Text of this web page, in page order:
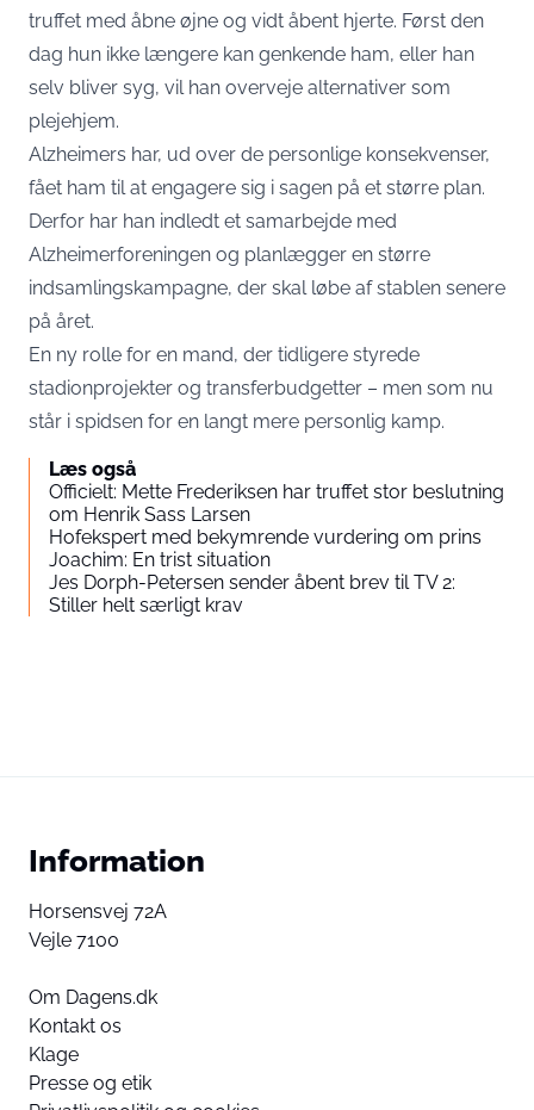
truffet med åbne øjne og vidt åbent hjerte. Først den
dag hun ikke længere kan genkende ham, eller han
selv bliver syg, vil han overveje alternativer som
plejehjem.
Alzheimers har, ud over de personlige konsekvenser,
fået ham til at engagere sig i sagen på et større plan.
Derfor har han indledt et samarbejde med
Alzheimerforeningen og planlægger en større
indsamlingskampagne, der skal løbe af stablen senere
på året.
En ny rolle for en mand, der tidligere styrede
stadionprojekter og transferbudgetter – men som nu
står i spidsen for en langt mere personlig kamp.
Læs også
Officielt: Mette Frederiksen har truffet stor beslutning
om Henrik Sass Larsen
Hofekspert med bekymrende vurdering om prins
Joachim: En trist situation
Jes Dorph-Petersen sender åbent brev til TV 2:
Stiller helt særligt krav
Information
Horsensvej 72A
Vejle 7100
Om Dagens.dk
Kontakt os
Klage
Presse og etik